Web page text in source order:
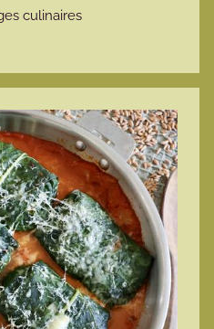
culinaires